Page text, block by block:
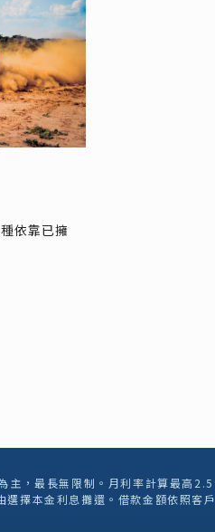
依靠已擁
主，最長無限制。月利率計算最高
擇本金利息攤還。借款金額依照